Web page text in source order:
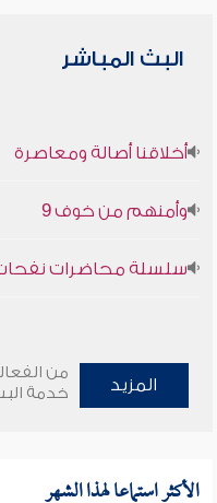
البث المباشر
أخلاقنا أصالة ومعاصرة
وأمنهم من خوف 9
سلسلة محاضرات نفحات
المزيد
من
خدمة
الأكثر استماعا لهذا الشهر